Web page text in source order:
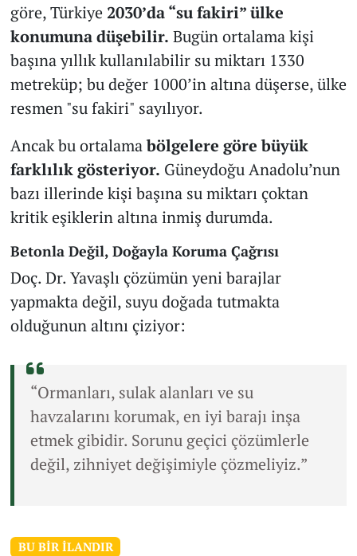
göre, Türkiye2030’da “su fakiri” ülke
konumuna düşebilir. Bugün ortalama kişi
başına yıllık kullanılabilir su miktarı 1330
metreküp; bu değer 1000’in altına düşerse, ülke
resmen "su fakiri" sayılıyor.
Ancak bu ortalamabölgelere göre büyük
farklılık gösteriyor. Güneydoğu Anadolu’nun
bazı illerinde kişi başına su miktarı çoktan
kritik eşiklerin altına inmiş durumda.
Betonla Değil, Doğayla Koruma Çağrısı
Doç. Dr. Yavaşlı çözümün yeni barajlar
yapmakta değil, suyu doğada tutmakta
olduğunun altını çiziyor:
“Ormanları, sulak alanları ve su
havzalarını korumak, en iyi barajı inşa
etmek gibidir. Sorunu geçici çözümlerle
değil, zihniyet değişimiyle çözmeliyiz.”
BU BIR İLANDIR